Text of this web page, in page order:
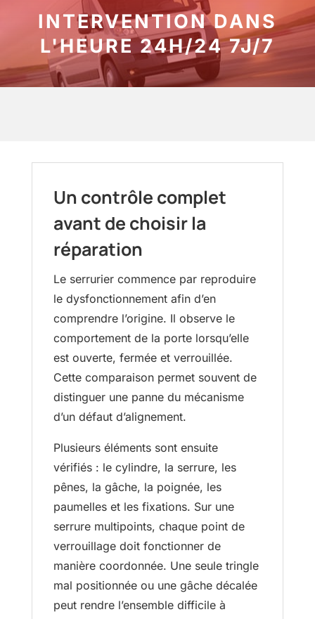
INTERVENTION DANS
L'HEURE 24H/24 7J/7
Un contrôle complet
avant de choisir la
réparation
Le serrurier commence par reproduire
le dysfonctionnement afin d’en
comprendre l’origine. Il observe le
comportement de la porte lorsqu’elle
est ouverte, fermée et verrouillée.
Cette comparaison permet souvent de
distinguer une panne du mécanisme
d’un défaut d’alignement.
Plusieurs éléments sont ensuite
vérifiés : le cylindre, la serrure, les
pênes, la gâche, la poignée, les
paumelles et les fixations. Sur une
serrure multipoints, chaque point de
verrouillage doit fonctionner de
manière coordonnée. Une seule tringle
mal positionnée ou une gâche décalée
peut rendre l’ensemble difficile à